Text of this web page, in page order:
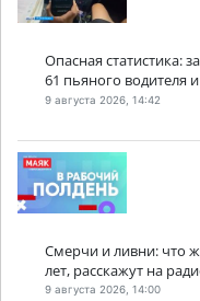
Опасная статистика:
61 пьяного водителя
9 августа 2026, 14:42
Смерчи и ливни: что
лет, расскажут на
9 августа 2026, 14:00